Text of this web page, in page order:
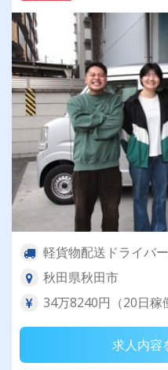
軽貨物配送ドライバ
秋田県秋田市
34万8240円（20日稼
求人内容